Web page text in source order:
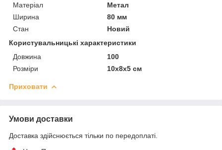
Матеріал
Метал
Ширина
80 мм
Стан
Новий
Користувальницькі характеристики
Довжина
100
Розміри
10х8х5 см
Приховати
Умови доставки
Доставка здійснюється тільки по передоплаті.